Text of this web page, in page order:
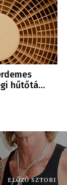
hűtőtá…
ELŐZŐ SZTORI